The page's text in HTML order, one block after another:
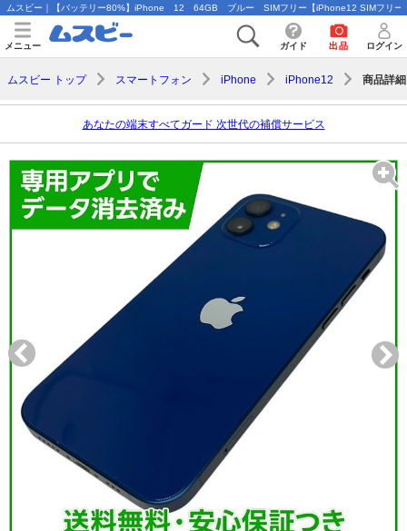
ムスビー｜【バッテリー80%】iPhone 12 64GB ブルー SIMフリー【iPhone12 SIMフリー
メニュー ガイド 出品 ログイン
ムスビー トップ スマートフォン iPhone iPhone12 商品詳細
あなたの端末すべてガード 次世代の補償サービス